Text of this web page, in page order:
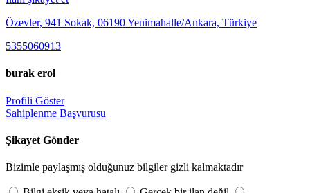
Özevler, 941 Sokak, 06190 Yenimahalle/Ankara, Türkiye
5355060913
burak erol
Profili Göster
Sahiplenme Başvurusu
Şikayet Gönder
Bizimle paylaşmış olduğunuz bilgiler gizli kalmaktadır